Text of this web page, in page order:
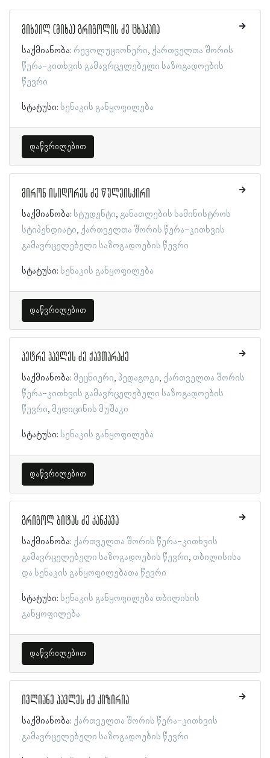
მიხეილ (მიხა) გრიგოლის ძე ცხაკაია
საქმიანობა: რევოლუციონერი ქართველთა შორის
წერა-კითხვის გამავრცელებელი საზოგადოების
წევრი
სტატუსი: სენაკის განყოფილება
დაწვრილებით
მირონ ისიდორეს ძე წულეისკირი
საქმიანობა: სტუდენტი განათლების სამინისტროს
სტიპენდიატი ქართველთა შორის წერა-კითხვის
გამავრცელებელი საზოგადოების წევრი
სტატუსი: სენაკის განყოფილება
დაწვრილებით
პეტრე პავლეს ძე ქავთარაძე
საქმიანობა: მეცნიერი პედაგოგი ქართველთა შორის
წერა-კითხვის გამავრცელებელი საზოგადოების
წევრი მედიცინის მუშაკი
სტატუსი: სენაკის განყოფილება
დაწვრილებით
გრიგოლ ბიტას ძე კანკავა
საქმიანობა: ქართველთა შორის წერა-კითხვის
გამავრცელებელი საზოგადოების წევრი თბილისისა
და სენაკის განყოფილებათა წევრი
სტატუსი: სენაკის განყოფილება თბილისის
განყოფილება
დაწვრილებით
ივლიანე პავლეს ძე კიზირია
საქმიანობა: ქართველთა შორის წერა-კითხვის
გამავრცელებელი საზოგადოების წევრი